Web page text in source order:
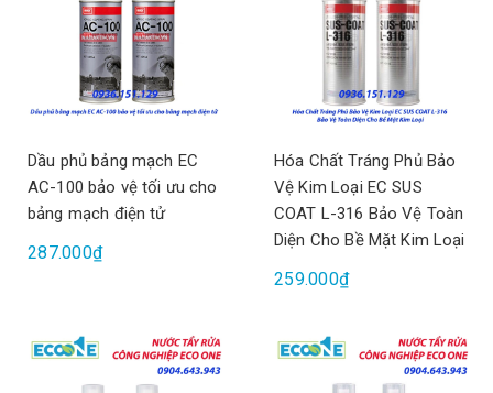
Dầu phủ bảng mạch EC
AC-100 bảo vệ tối ưu cho
bảng mạch điện tử
287.000₫
Hóa Chất Tráng Phủ Bảo
Vệ Kim Loại EC SUS
COAT L-316 Bảo Vệ Toàn
Diện Cho Bề Mặt Kim Loại
259.000₫